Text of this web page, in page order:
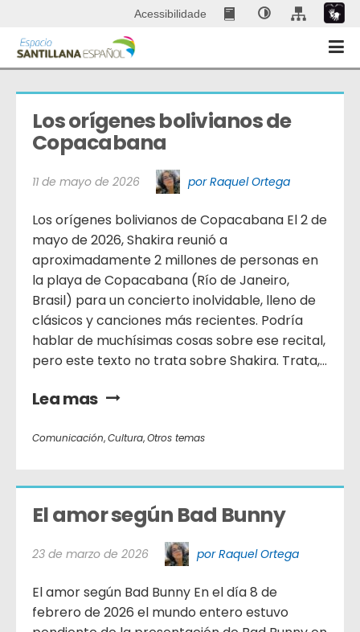
Acessibilidade
Los orígenes bolivianos de
Copacabana
11 de mayo de 2026 por Raquel Ortega
Los orígenes bolivianos de Copacabana El 2 de
mayo de 2026, Shakira reunió a
aproximadamente 2 millones de personas en
la playa de Copacabana (Río de Janeiro,
Brasil) para un concierto inolvidable, lleno de
clásicos y canciones más recientes. Podría
hablar de muchísimas cosas sobre ese recital,
pero este texto no trata sobre Shakira. Trata,...
Lea mas
Comunicación,Cultura,Otros temas
El amor según Bad Bunny
23 de marzo de 2026 por Raquel Ortega
El amor según Bad Bunny En el día 8 de
febrero de 2026 el mundo entero estuvo